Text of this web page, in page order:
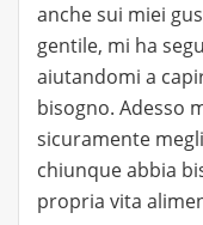
anche sui miei
gentile, mi ha
aiutandomi a
bisogno. Adesso
sicuramente
chiunque abbia
propria vita